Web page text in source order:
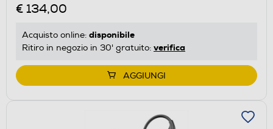
€ 134,00
Acquisto online: disponibile
Ritiro in negozio in 30' gratuito: verifica
AGGIUNGI